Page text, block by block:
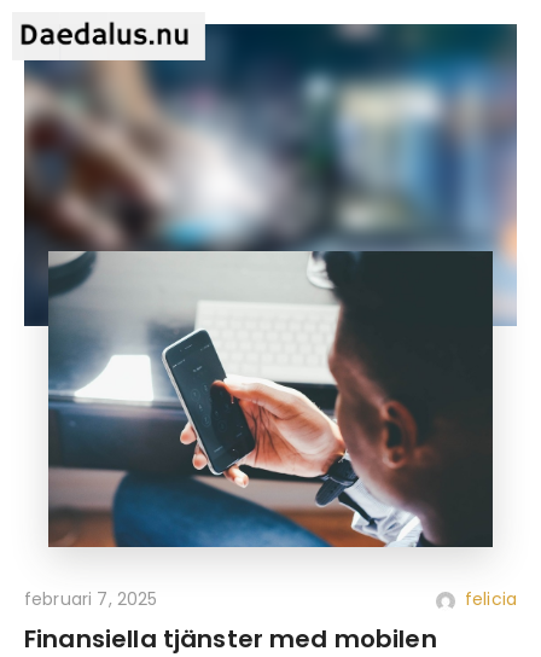
februari 7, 2025 felicia
Finansiella tjänster med mobilen